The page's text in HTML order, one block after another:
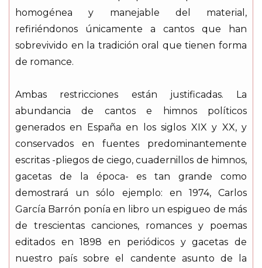
homogénea y manejable del material,
refiriéndonos únicamente a cantos que han
sobrevivido en la tradición oral que tienen forma
de romance.
Ambas restricciones están justificadas. La
abundancia de cantos e himnos políticos
generados en España en los siglos XIX y XX, y
conservados en fuentes predominantemente
escritas -pliegos de ciego, cuadernillos de himnos,
gacetas de la época- es tan grande como
demostrará un sólo ejemplo: en 1974, Carlos
García Barrón ponía en libro un espigueo de más
de trescientas canciones, romances y poemas
editados en 1898 en periódicos y gacetas de
nuestro país sobre el candente asunto de la